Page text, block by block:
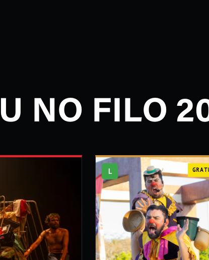
NO FILO
L